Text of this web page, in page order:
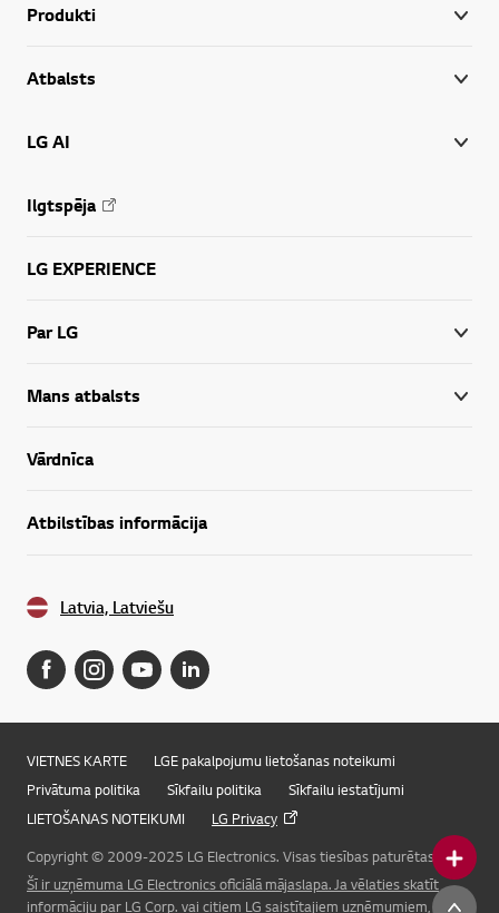
Online Chat
Produkti
Atbalsts
LG AI
Ilgtspēja
LG EXPERIENCE
Par LG
Mans atbalsts
Vārdnīca
Atbilstības informācija
Latvia, Latviešu
VIETNES KARTE
LGE pakalpojumu lietošanas noteikumi
Privātuma politika
Sīkfailu politika
Sīkfailu iestatījumi
LIETOŠANAS NOTEIKUMI
LG Privacy
Copyright © 2009-2025 LG Electronics. Visas tiesības paturētas.
Šī ir uzņēmuma LG Electronics oficiālā mājaslapa. Ja vēlaties skatīt
informāciju par LG Corp. vai citiem LG saistītajiem uzņēmumiem, lūdzu,